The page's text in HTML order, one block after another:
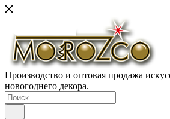
Производство и оптовая продажа
новогоднего декора.